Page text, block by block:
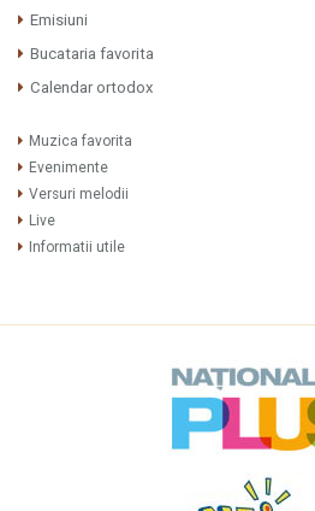
Emisiuni
Bucataria favorita
Calendar ortodox
Muzica favorita
Evenimente
Versuri melodii
Live
Informatii utile